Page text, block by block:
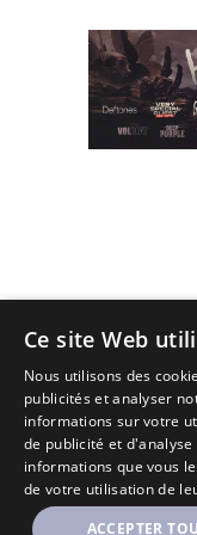
Designé et
Ce site Web
Nous utilisons des
publicités et analyser
informations sur votre
de publicité et
informations que vous
de votre utilisation de
ACCEPTER